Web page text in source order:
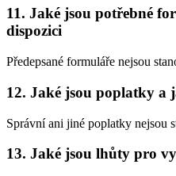
11. Jaké jsou potřebné
dispozici
Předepsané formuláře nejsou
12. Jaké jsou poplatky a
Správní ani jiné poplatky nejsou
13. Jaké jsou lhůty pro